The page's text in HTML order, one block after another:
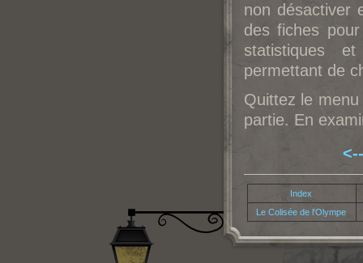
non désactiver
des fiches
statistiques
permettant de
Quittez le
partie. En
Index
Le Colisée de l'Olympe